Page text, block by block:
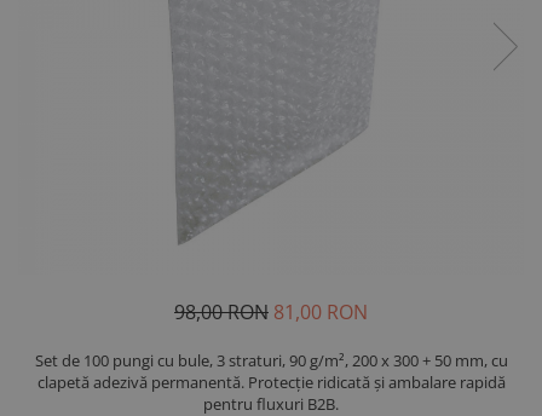
98,00 RON 81,00 RON
Set de 100 pungi cu bule, 3 straturi, 90 g/m², 200 x 300 + 50 mm, cu
clapetă adezivă permanentă. Protecție ridicată și ambalare rapidă
pentru fluxuri B2B.